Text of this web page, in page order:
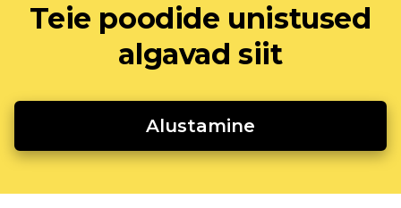
Teie poodide unistused
algavad siit
Alustamine